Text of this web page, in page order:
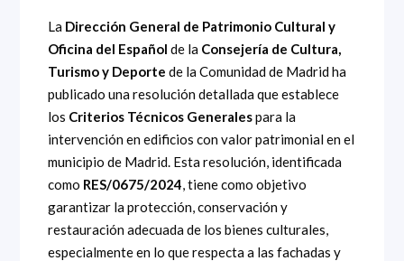
La Dirección General de Patrimonio Cultural y
Oficina del Español de la Consejería de Cultura,
Turismo y Deporte de la Comunidad de Madrid ha
publicado una resolución detallada que establece
los Criterios Técnicos Generalespara la
intervención en edificios con valor patrimonial en el
municipio de Madrid. Esta resolución, identificada
como RES/0675/2024, tiene como objetivo
garantizar la protección, conservación y
restauración adecuada de los bienes culturales,
especialmente en lo que respecta a las fachadas y